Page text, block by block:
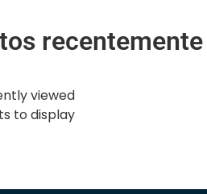
recentemente
viewed
to display